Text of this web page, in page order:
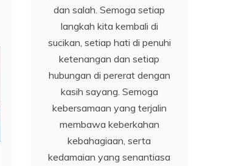
dan salah. Semoga setiap
langkah kita kembali di
sucikan, setiap hati di penuhi
ketenangan dan setiap
hubungan di pererat dengan
kasih sayang. Semoga
kebersamaan yang terjalin
membawa keberkahan
kebahagiaan, serta
kedamaian yang senantiasa